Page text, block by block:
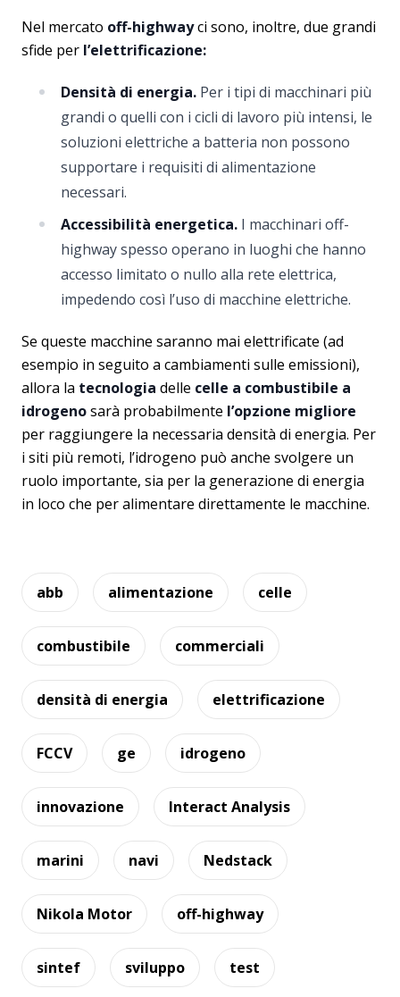
Nel mercato off-highwayci sono, inoltre, due grandi
sfide per l’elettrificazione:
Densità di energia. Per i tipi di macchinari più
grandi o quelli con i cicli di lavoro più intensi, le
soluzioni elettriche a batteria non possono
supportare i requisiti di alimentazione
necessari.
Accessibilità energetica. I macchinari off-
highway spesso operano in luoghi che hanno
accesso limitato o nullo alla rete elettrica,
impedendo così l’uso di macchine elettriche.
Se queste macchine saranno mai elettrificate (ad
esempio in seguito a cambiamenti sulle emissioni),
allora la tecnologia delle celle a combustibile a
idrogenosarà probabilmente l’opzione migliore
per raggiungere la necessaria densità di energia. Per
i siti più remoti, l’idrogeno può anche svolgere un
ruolo importante, sia per la generazione di energia
in loco che per alimentare direttamente le macchine.
abb alimentazione celle
combustibile commerciali
densità di energia elettrificazione
FCCV ge idrogeno
innovazione Interact Analysis
marini navi Nedstack
Nikola Motor off-highway
sintef sviluppo test